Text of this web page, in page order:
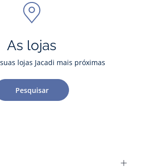
As lojas
lojas Jacadi mais próximas
Pesquisar